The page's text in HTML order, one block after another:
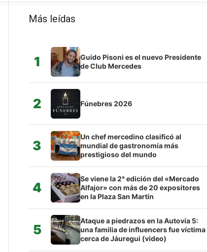
Más leídas
1
Guido Pisoni es el nuevo Presidente
de Club Mercedes
2 Fúnebres 2026
3
Un chef mercedino clasificó al
mundial de gastronomía más
prestigioso del mundo
4
Se viene la 2° edición del «Mercado
Alfajor» con más de 20 expositores
en la Plaza San Martín
5
Ataque a piedrazos en la Autovía 5:
una familia de influencers fue víctima
cerca de Jáuregui (video)